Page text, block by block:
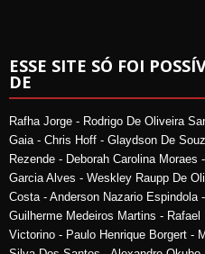
ESSE SITE SÓ FOI
DE
Rafha Jorge - Rodrigo De Oliveira
Gaia - Chris Hoff - Glaydson De
Rezende - Deborah Carolina
Garcia Alves - Weskley Raupp De
Costa - Anderson Nazario Espindola
Guilherme Medeiros Martins -
Victorino - Paulo Henrique Borgert -